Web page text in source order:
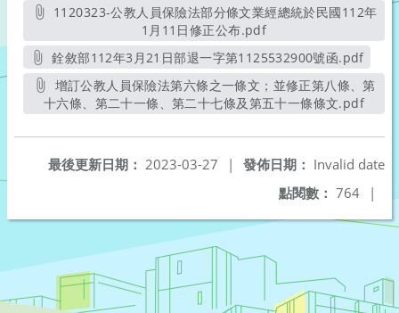
1月11日修正公布.pdf另開新視窗
銓敘部112年3月21日部退一字第1125532900號函.pdf
另開新視窗
十六條、第二十一條、第二十七條及第五十一條條文.pdf另開
發佈日期： Invalid date
最後更新日期： 2023-03-27
|
點閱數： 764 |